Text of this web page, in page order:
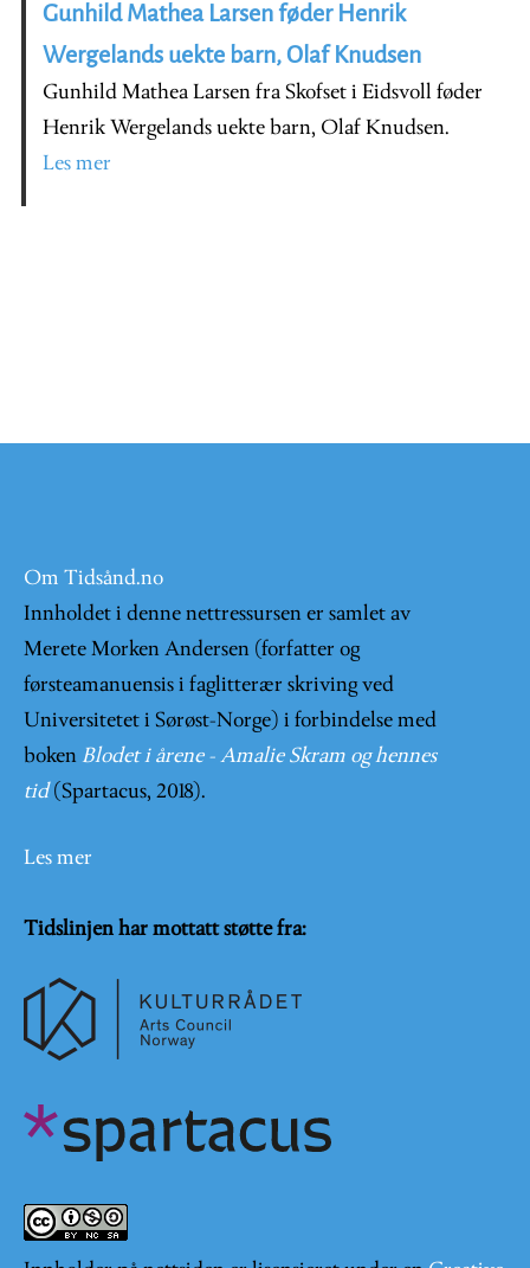
Gunhild Mathea Larsen føder Henrik
Wergelands uekte barn, Olaf Knudsen
Gunhild Mathea Larsen fra Skofset i Eidsvoll føder
Henrik Wergelands uekte barn, Olaf Knudsen.
Les mer
Om Tidsånd.no
Innholdet i denne nettressursen er samlet av
Merete Morken Andersen (forfatter og
førsteamanuensis i faglitterær skriving ved
Universitetet i Sørøst-Norge) i forbindelse med
boken Blodet i årene - Amalie Skram og hennes
tid (Spartacus, 2018).
Les mer
Tidslinjen har mottatt støtte fra: